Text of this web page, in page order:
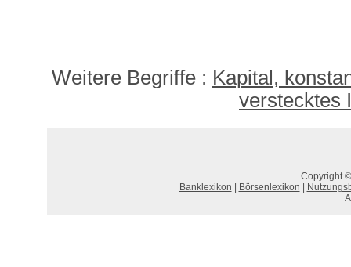
Weitere Begriffe : Kapital,
verstecktes
Copyright
Banklexikon
Börsenlexikon